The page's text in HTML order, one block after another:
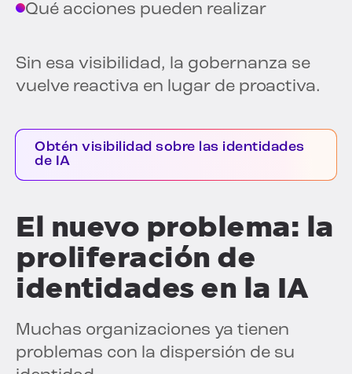
Qué acciones pueden realizar
Sin esa visibilidad, la gobernanza se
vuelve reactiva en lugar de proactiva.
Obtén visibilidad sobre las identidades
de IA
El nuevo problema: la
proliferación de
identidades en la IA
Muchas organizaciones ya tienen
problemas con la dispersión de su